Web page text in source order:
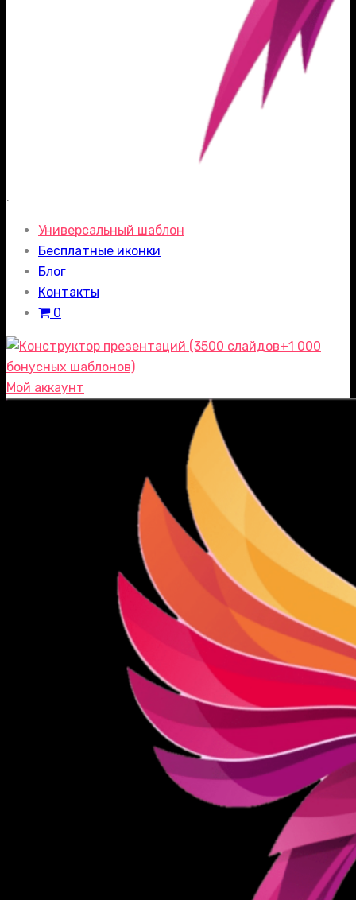
.
Универсальный шаблон
Бесплатные иконки
Блог
Контакты
0
Мой аккаунт